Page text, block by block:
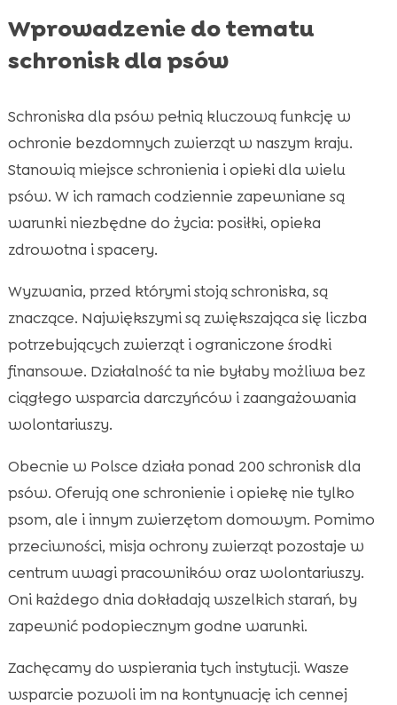
Wprowadzenie do tematu
schronisk dla psów
Schroniska dla psów pełnią kluczową funkcję w
ochronie bezdomnych zwierząt w naszym kraju.
Stanowią miejsce schronienia i opieki dla wielu
psów. W ich ramach codziennie zapewniane są
warunki niezbędne do życia: posiłki, opieka
zdrowotna i spacery.
Wyzwania, przed którymi stoją schroniska, są
znaczące. Największymi są zwiększająca się liczba
potrzebujących zwierząt i ograniczone środki
finansowe. Działalność ta nie byłaby możliwa bez
ciągłego wsparcia darczyńców i zaangażowania
wolontariuszy.
Obecnie w Polsce działa ponad 200 schronisk dla
psów. Oferują one schronienie i opiekę nie tylko
psom, ale i innym zwierzętom domowym. Pomimo
przeciwności, misja ochrony zwierząt pozostaje w
centrum uwagi pracowników oraz wolontariuszy.
Oni każdego dnia dokładają wszelkich starań, by
zapewnić podopiecznym godne warunki.
Zachęcamy do wspierania tych instytucji. Wasze
wsparcie pozwoli im na kontynuację ich cennej